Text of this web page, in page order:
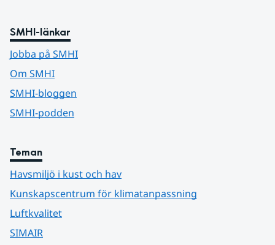
SMHI-länkar
Jobba på SMHI
Om SMHI
SMHI-bloggen
SMHI-podden
Teman
Havsmiljö i kust och hav
Kunskapscentrum för klimatanpassning
Luftkvalitet
SIMAIR